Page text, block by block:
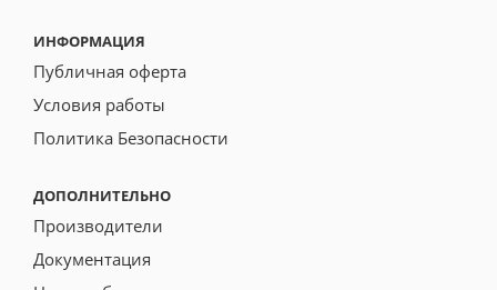
ИНФОРМАЦИЯ
Публичная оферта
Условия работы
Политика Безопасности
ДОПОЛНИТЕЛЬНО
Производители
Документация